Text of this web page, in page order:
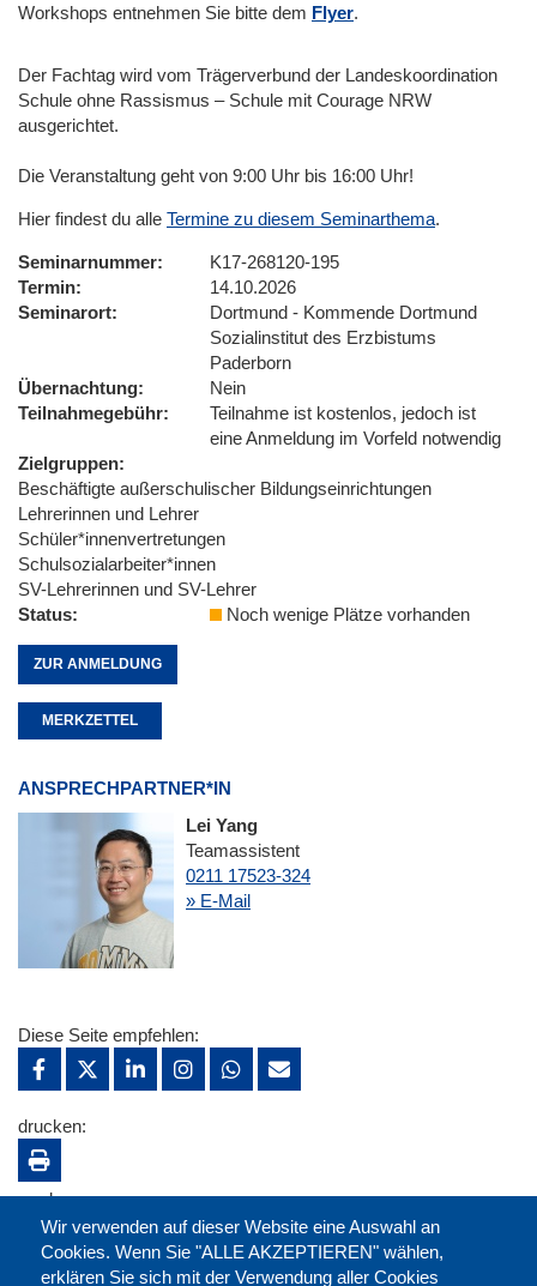
Workshops entnehmen Sie bitte dem Flyer.
Der Fachtag wird vom Trägerverbund der Landeskoordination
Schule ohne Rassismus – Schule mit Courage NRW
ausgerichtet.
Die Veranstaltung geht von 9:00 Uhr bis 16:00 Uhr!
Hier findest du alle Termine zu diesem Seminarthema.
Seminarnummer
K17-268120-195
Termin
14.10.2026
Seminarort
Dortmund - Kommende Dortmund
Sozialinstitut des Erzbistums
Paderborn
Übernachtung
Nein
Teilnahmegebühr
Teilnahme ist kostenlos, jedoch ist
eine Anmeldung im Vorfeld notwendig
Zielgruppen
Beschäftigte außerschulischer Bildungseinrichtungen
Lehrerinnen und Lehrer
Schüler*innenvertretungen
Schulsozialarbeiter*innen
SV-Lehrerinnen und SV-Lehrer
Status
Noch wenige Plätze vorhanden
ZUR ANMELDUNG
MERKZETTEL
ANSPRECHPARTNER*IN
Lei Yang
Teamassistent
0211 17523-324
» E-Mail
Wir verwenden auf dieser Website eine Auswahl an
Cookies. Wenn Sie "ALLE AKZEPTIEREN" wählen,
erklären Sie sich mit der Verwendung aller Cookies
Diese Seite empfehlen:
drucken:
merken: